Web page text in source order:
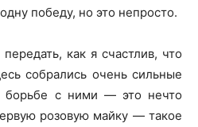
победу, но это непросто.
как я счастлив, что
собрались очень сильные
борьбе с ними — это нечто
розовую майку — такое